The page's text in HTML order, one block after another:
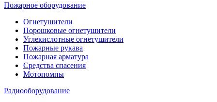
Пожарное оборудование
Огнетушители
Порошковые огнетушители
Углекислотные огнетушители
Пожарные рукава
Пожарная арматура
Средства спасения
Мотопомпы
Радиооборудование